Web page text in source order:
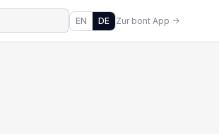
EN DE Zur bont App →